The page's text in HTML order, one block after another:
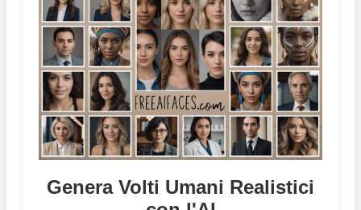
Genera Volti Umani Realistici